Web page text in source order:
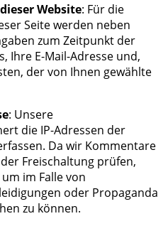
Website: Für die
Seite werden neben
zum Zeitpunkt der
Ihre E-Mail-Adresse und,
der von Ihnen gewählte
: Unsere
die IP-Adressen der
Da wir Kommentare
Freischaltung prüfen,
im Falle von
oder Propaganda
zu können.